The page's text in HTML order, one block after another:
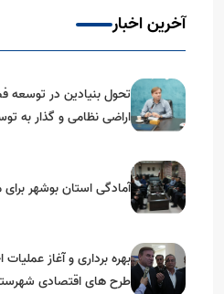
آخرین اخبار
تحول بنیادین در
اراضی نظامی و گذار به
آمادگی استان بوشهر
بهره برداری و آغاز
طرح های اقتصادی